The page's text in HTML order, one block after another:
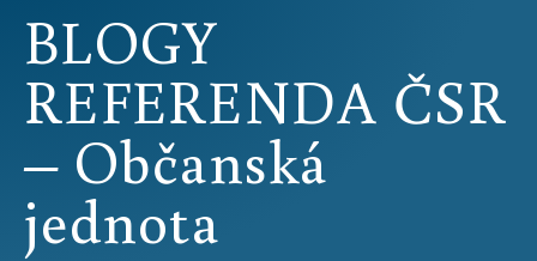
BLOGY
REFERENDA ČSR
– Občanská
jednota